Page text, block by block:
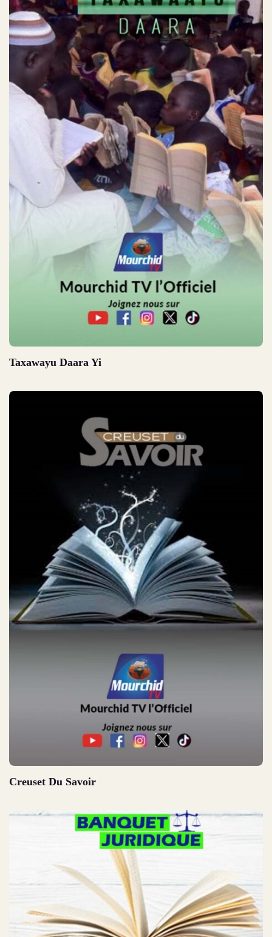
Taxawayu Daara Yi
Creuset Du Savoir